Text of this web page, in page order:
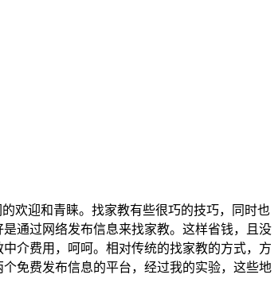
欢迎和青睐。找家教有些很巧的技巧，同时也
通过网络发布信息来找家教。这样省钱，且没
介费用，呵呵。相对传统的找家教的方式，方
免费发布信息的平台，经过我的实验，这些地